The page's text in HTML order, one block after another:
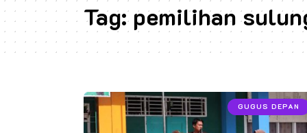
Tag:pemilihan
GUGUS DEPAN